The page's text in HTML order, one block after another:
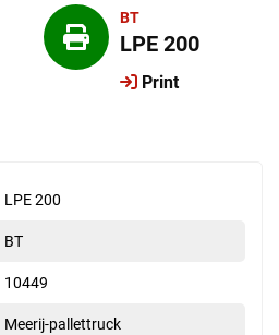
BT
LPE 200
Print
LPE 200
BT
10449
Meerij-pallettruck